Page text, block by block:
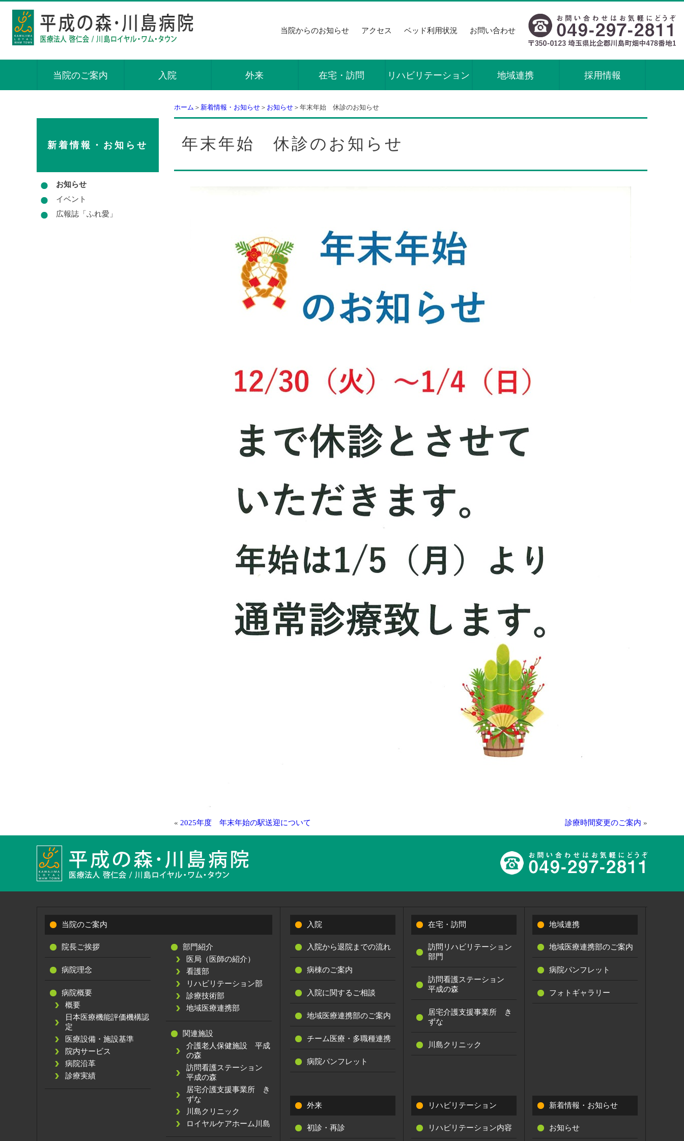
当院からのお知らせ アクセス ベッド利用状況 お問い合わせ
当院のご案内 入院 外来 在宅・訪問 リハビリテーション 地域連携 採用情報
ホーム ＞ 新着情報・お知らせ ＞ お知らせ ＞年末年始 休診のお知らせ
年末年始 休診のお知らせ
« 2025年度 年末年始の駅送迎について 診療時間変更のご案内 »
新着情報・お知らせ
お知らせ
イベント
広報誌「ふれ愛」
当院のご案内
院長ご挨拶
病院理念
病院概要
概要
日本医療機能評価機構認
定
医療設備・施設基準
院内サービス
病院沿革
診療実績
部門紹介
医局（医師の紹介）
看護部
リハビリテーション部
診療技術部
地域医療連携部
関連施設
介護老人保健施設 平成
の森
訪問看護ステーション
平成の森
居宅介護支援事業所 き
ずな
川島クリニック
ロイヤルケアホーム川島
入院
入院から退院までの流れ
病棟のご案内
入院に関するご相談
地域医療連携部のご案内
チーム医療・多職種連携
病院パンフレット
在宅・訪問
訪問リハビリテーション
部門
訪問看護ステーション
平成の森
居宅介護支援事業所 き
ずな
川島クリニック
地域連携
地域医療連携部のご案内
病院パンフレット
フォトギャラリー
外来
初診・再診
リハビリテーション
リハビリテーション内容
新着情報・お知らせ
お知らせ